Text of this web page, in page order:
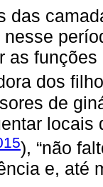
das
as
dos
de
), “não
e, até